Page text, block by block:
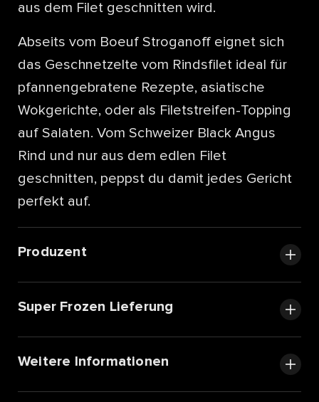
aus dem Filet geschnitten wird.
Abseits vom Boeuf Stroganoff eignet sich
das Geschnetzelte vom Rindsfilet ideal für
pfannengebratene Rezepte, asiatische
Wokgerichte, oder als Filetstreifen-Topping
auf Salaten. Vom Schweizer Black Angus
Rind und nur aus dem edlen Filet
geschnitten, peppst du damit jedes Gericht
perfekt auf.
Produzent
Super Frozen Lieferung
Weitere Informationen